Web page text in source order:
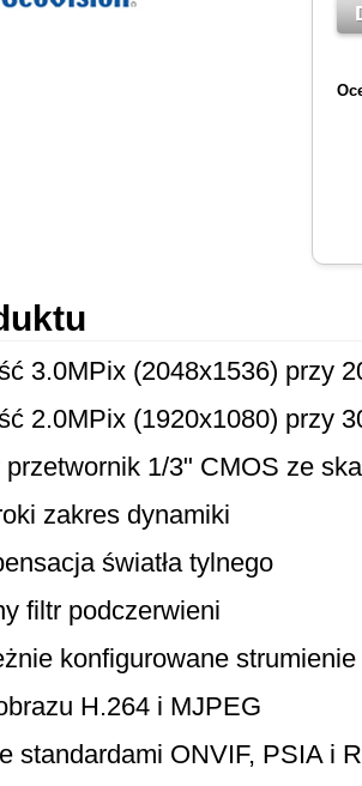
3.0MPix (2048x1536) przy
2.0MPix (1920x1080) przy
przetwornik 1/3" CMOS ze
zakres dynamiki
światła tylnego
filtr podczerwieni
konfigurowane
H.264 i MJPEG
standardami ONVIF, PSIA i